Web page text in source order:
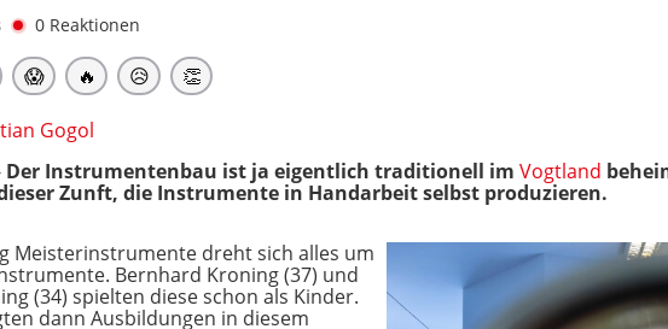
0 Reaktionen
😱 🔥 😥 👏
Gogol
Der Instrumentenbau ist ja eigentlich traditionell im Vogtland
Zunft, die Instrumente in Handarbeit selbst produzieren.
Meisterinstrumente dreht sich alles um
Bernhard Kroning (37) und
(34) spielten diese schon als Kinder.
dann Ausbildungen in diesem